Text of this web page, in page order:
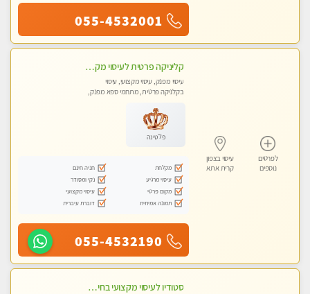
055-4532001
לפרטים
נוספים
עיסוי בצפון
קרית אתא
קליניקה פרטית לעיסוי מקצועי ואלטרנטיבי ברמה גבוהה VIP תתקשר ..... highly recommended..new in the city
עיסוי מפנק, עיסוי מקצועי, עיסוי
בקלניקה פרטית, מתחמי ספא מפנק,
טנטרה, עיסוי מגבר לגבר, עיסוי מגבר
לאישה
פלטינה
מקלחת
חניה חינם
עיסוי מרגיע
נקי ומסודר
מקום פרטי
עיסוי מקצועי
תמונה אמיתית
דוברת עיברית
055-4532190
סטודיו לעיסוי מקצועי בחיפה, מרכז הכרמל, מפואר, נקי ויוקרתי. במקום מבחר מעסות מנוסות לכל סוגי העיסויים.